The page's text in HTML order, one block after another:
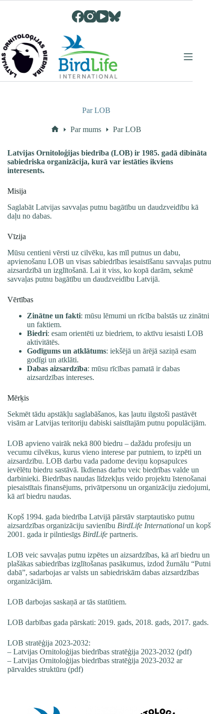
Par LOB
Par mums Par LOB
Latvijas Ornitoloģijas biedrība (LOB) ir 1985. gadā dibināta
sabiedriska organizācija, kurā var iestāties ikviens
interesents.
Misija
Saglabāt Latvijas savvaļas putnu bagātību un daudzveidību kā
daļu no dabas.
Vīzija
Mūsu centieni vērsti uz cilvēku, kas mīl putnus un dabu,
apvienošanu LOB un visas sabiedrības iesaistīšanu savvaļas putnu
aizsardzībā un izglītošanā. Lai it viss, ko kopā darām, sekmē
savvaļas putnu bagātību un daudzveidību Latvijā.
Vērtības
Zinātne un fakti: mūsu lēmumi un rīcība balstās uz zinātni
un faktiem.
Biedri: esam orientēti uz biedriem, to aktīvu iesaisti LOB
aktivitātēs.
Godīgums un atklātums: iekšējā un ārējā saziņā esam
godīgi un atklāti.
Dabas aizsardzība: mūsu rīcības pamatā ir dabas
aizsardzības intereses.
Mērķis
Sekmēt tādu apstākļu saglabāšanos, kas ļautu ilgstoši pastāvēt
visām ar Latvijas teritoriju dabiski saistītajām putnu populācijām.
LOB apvieno vairāk nekā 800 biedru – dažādu profesiju un
vecumu cilvēkus, kurus vieno interese par putniem, to izpēti un
aizsardzību. LOB darbu vada padome deviņu kopsapulces
ievēlētu biedru sastāvā. Ikdienas darbu veic biedrības valde un
darbinieki. Biedrības naudas līdzekļus veido projektu īstenošanai
piesaistītais finansējums, privātpersonu un organizāciju ziedojumi,
kā arī biedru naudas.
Kopš 1994. gada biedrība Latvijā pārstāv starptautisko putnu
aizsardzības organizāciju savienību BirdLife International un kopš
2001. gada ir pilntiesīgs BirdLife partneris.
LOB veic savvaļas putnu izpētes un aizsardzības, kā arī biedru un
plašākas sabiedrības izglītošanas pasākumus, izdod žurnālu “Putni
dabā”, sadarbojas ar valsts un sabiedriskām dabas aizsardzības
organizācijām.
LOB darbojas saskaņā ar tās statūtiem.
LOB darbības gada pārskati: 2019. gads, 2018. gads, 2017. gads.
LOB stratēģija 2023-2032:
– Latvijas Ornitoloģijas biedrības stratēģija 2023-2032 (pdf)
– Latvijas Ornitoloģijas biedrības stratēģija 2023-2032 ar
pārvaldes struktūru (pdf)